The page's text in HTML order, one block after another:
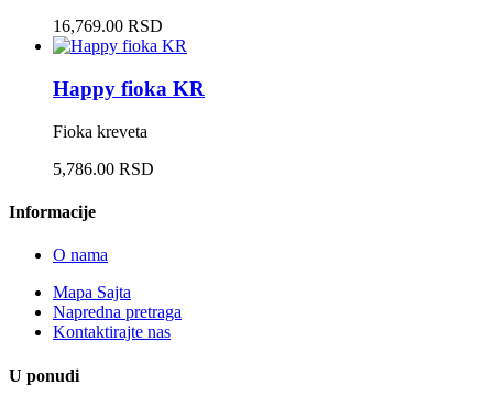
16,769.00 RSD
Happy fioka KR
Fioka kreveta
5,786.00 RSD
Informacije
O nama
Mapa Sajta
Napredna pretraga
Kontaktirajte nas
U ponudi